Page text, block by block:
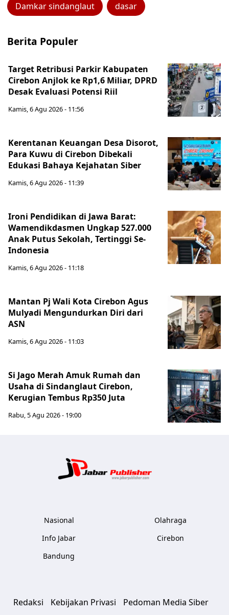
Damkar sindanglaut dasar
Berita Populer
Target Retribusi Parkir Kabupaten
Cirebon Anjlok ke Rp1,6 Miliar, DPRD
Desak Evaluasi Potensi Riil
Kamis, 6 Agu 2026 - 11:56
Kerentanan Keuangan Desa Disorot,
Para Kuwu di Cirebon Dibekali
Edukasi Bahaya Kejahatan Siber
Kamis, 6 Agu 2026 - 11:39
Ironi Pendidikan di Jawa Barat:
Wamendikdasmen Ungkap 527.000
Anak Putus Sekolah, Tertinggi Se-
Indonesia
Kamis, 6 Agu 2026 - 11:18
Mantan Pj Wali Kota Cirebon Agus
Mulyadi Mengundurkan Diri dari
ASN
Kamis, 6 Agu 2026 - 11:03
Si Jago Merah Amuk Rumah dan
Usaha di Sindanglaut Cirebon,
Kerugian Tembus Rp350 Juta
Rabu, 5 Agu 2026 - 19:00
Nasional
Info Jabar
Bandung
Olahraga
Cirebon
Redaksi Kebijakan Privasi Pedoman Media Siber